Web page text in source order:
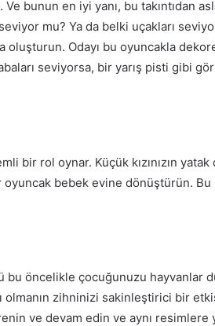
bunun en iyi yanı, bu takıntıdan
mu? Ya da belki uçakları
oluşturun. Odayı bu oyuncakla
seviyorsa, bir yarış pisti gibi
bir rol oynar. Küçük kızınızın yatak
bebek evine dönüştürün. Bu
öncelikle çocuğunuzu hayvanlar
olmanın zihninizi sakinleştirici bir
ve devam edin ve aynı resimlere